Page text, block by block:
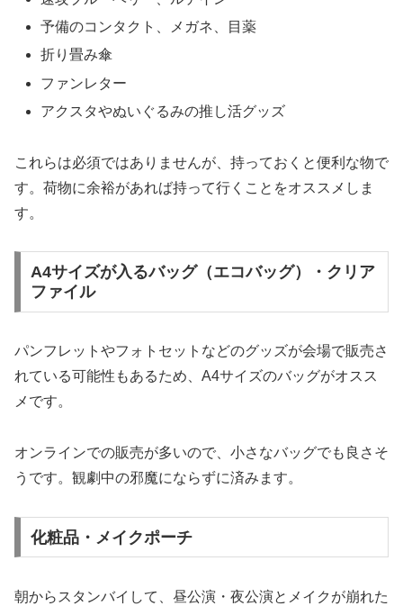
予備のコンタクト、メガネ、目薬
折り畳み傘
ファンレター
アクスタやぬいぐるみの推し活グッズ
これらは必須ではありませんが、持っておくと便利な物で
す。荷物に余裕があれば持って行くことをオススメしま
す。
A4サイズが入るバッグ（エコバッグ）・クリア
ファイル
パンフレットやフォトセットなどのグッズが会場で販売さ
れている可能性もあるため、A4サイズのバッグがオスス
メです。
オンラインでの販売が多いので、小さなバッグでも良さそ
うです。観劇中の邪魔にならずに済みます。
化粧品・メイクポーチ
朝からスタンバイして、昼公演・夜公演とメイクが崩れた